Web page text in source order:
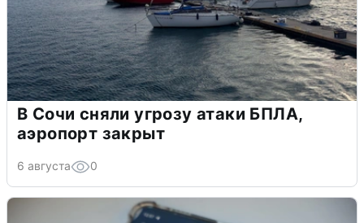
В Сочи сняли угрозу атаки БПЛА,
аэропорт закрыт
6 августа 0